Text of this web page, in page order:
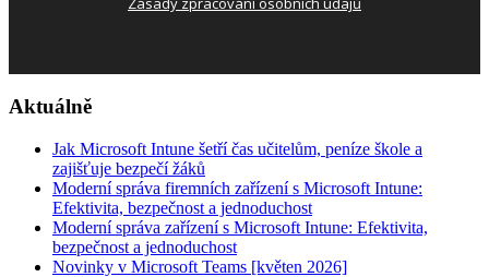
Aktuálně
Jak Microsoft Intune šetří čas učitelům, peníze škole a
zajišťuje bezpečí žáků
Moderní správa firemních zařízení s Microsoft Intune:
Efektivita, bezpečnost a jednoduchost
Moderní správa zařízení s Microsoft Intune: Efektivita,
bezpečnost a jednoduchost
Novinky v Microsoft Teams [květen 2026]